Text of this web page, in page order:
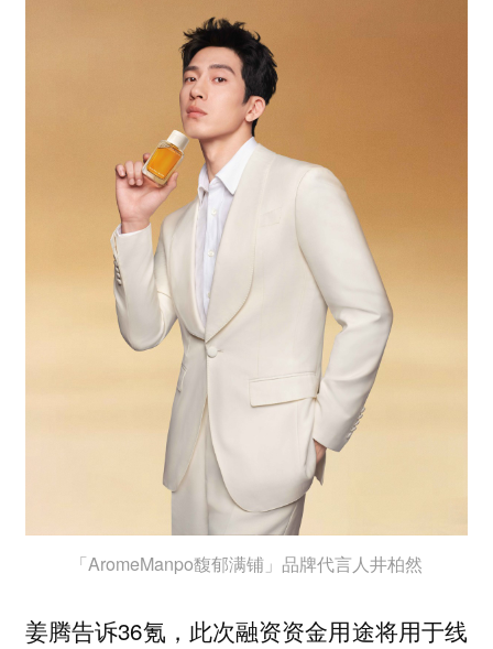
「AromeManpo馥郁满铺」品牌代言人井柏然
姜腾告诉36氪，此次融资资金用途将用于线